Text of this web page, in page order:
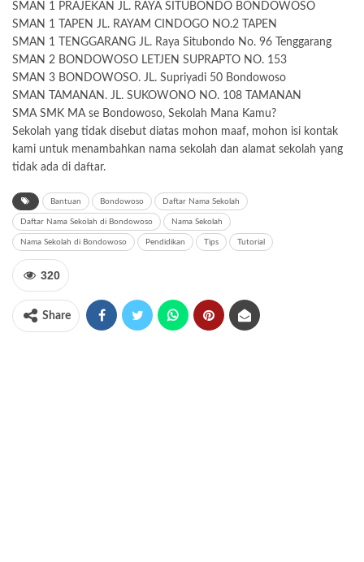
SMAN 1 PRAJEKAN JL. RAYA SITUBONDO BONDOWOSO
SMAN 1 TAPEN JL. RAYAM CINDOGO NO.2 TAPEN
SMAN 1 TENGGARANG JL. Raya Situbondo No. 96 Tenggarang
SMAN 2 BONDOWOSO LETJEN SUPRAPTO NO. 153
SMAN 3 BONDOWOSO. JL. Supriyadi 50 Bondowoso
SMAN TAMANAN. JL. SUKOWONO NO. 108 TAMANAN
SMA SMK MA se Bondowoso, Sekolah Mana Kamu?
Sekolah yang tidak disebut diatas mohon maaf, mohon isi kontak
kami untuk menambahkan nama sekolah dan alamat sekolah yang
tidak ada di daftar.
Bantuan Bondowoso Daftar Nama Sekolah
Daftar Nama Sekolah di Bondowoso Nama Sekolah
Nama Sekolah di Bondowoso Pendidikan Tips Tutorial
320
Share